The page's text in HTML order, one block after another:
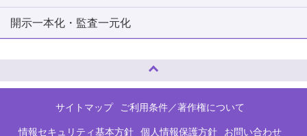
開示一本化・監査一元化
サイトマップ ご利用条件／著作権について
情報セキュリティ基本方針 個人情報保護方針 お問い合わせ